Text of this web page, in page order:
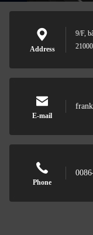
Address
9/F,
E-mail
Phone